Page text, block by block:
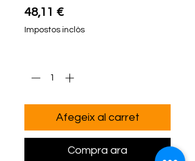
48,11 €Price
Impostos inclòs
Afegeix al carret
Compra ara